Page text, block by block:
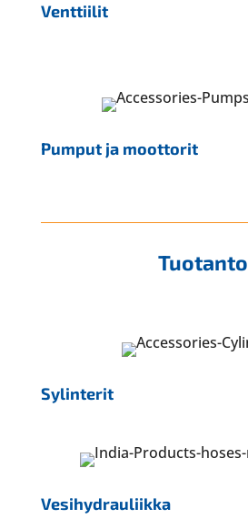
Venttiilit
Pumput ja moottorit
Tuotanto
Sylinterit
Vesihydrauliikka